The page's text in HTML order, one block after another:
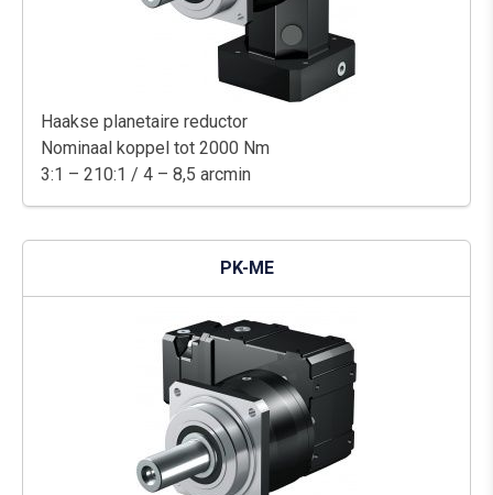
Haakse planetaire reductor
Nominaal koppel tot 2000 Nm
3:1 – 210:1 / 4 – 8,5 arcmin
PK-ME